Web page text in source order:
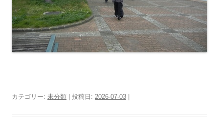
カテゴリー: 未分類 | 投稿日: 2026-07-03